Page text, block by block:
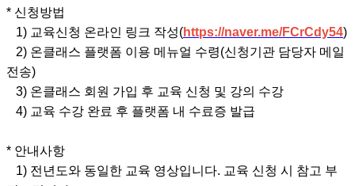
* 신청방법
1) 교육신청 온라인 링크 작성(https://naver.me/FCrCdy54)
2) 온클래스 플랫폼 이용 메뉴얼 수령(신청기관 담당자 메일
전송)
3) 온클래스 회원 가입 후 교육 신청 및 강의 수강
4) 교육 수강 완료 후 플랫폼 내 수료증 발급
* 안내사항
1) 전년도와 동일한 교육 영상입니다. 교육 신청 시 참고 부